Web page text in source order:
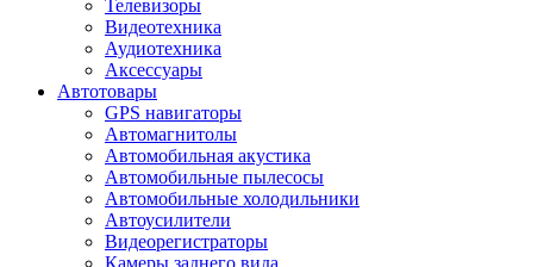
Телевизоры
Видеотехника
Аудиотехника
Аксессуары
Автотовары
GPS навигаторы
Автомагнитолы
Автомобильная акустика
Автомобильные пылесосы
Автомобильные холодильники
Автоусилители
Видеорегистраторы
Камеры заднего вида